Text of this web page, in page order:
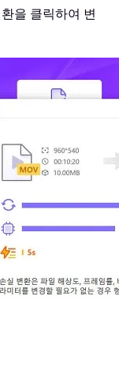
을 클릭하여 변